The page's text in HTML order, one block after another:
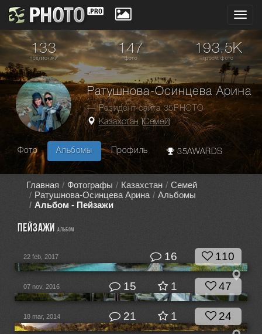
133
подписчики
147
фото
193.5K
просм. фото
Ратушнова-Осинцева Арина
— Резидент сайта 35PHOTO
Казахстан (Семей)
Фото Альбомы Профиль 35AWARDS
Главная Фотографы Казахстан
Семей
Ратушнова-Осинцева Арина
Альбомы
Альбом - Пейзажи
Пейзажиальбом
22 feb, 2017 16 110
07 nov, 2016 15 1 47
18 mar, 2014 21 1 24